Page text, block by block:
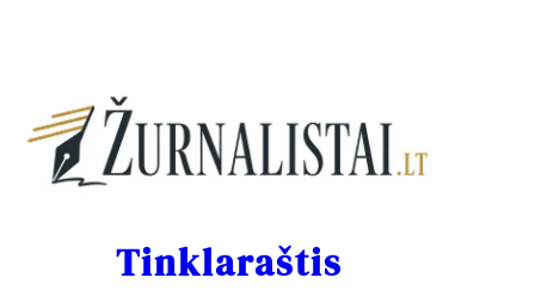
Tinklaraštis